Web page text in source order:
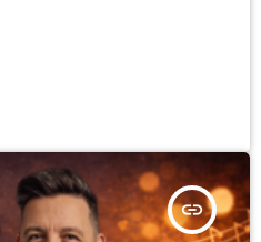
insert_link